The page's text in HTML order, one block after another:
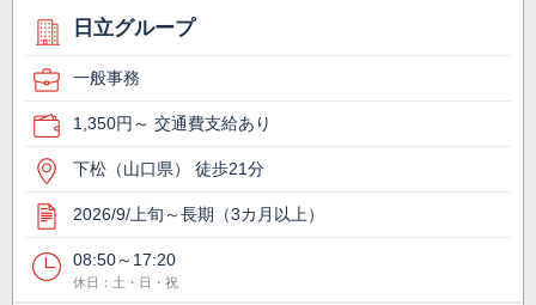
日立グループ
一般事務
1,350円～ 交通費支給あり
下松（山口県） 徒歩21分
2026/9/上旬～長期（3カ月以上）
08:50～17:20
休日：土・日・祝